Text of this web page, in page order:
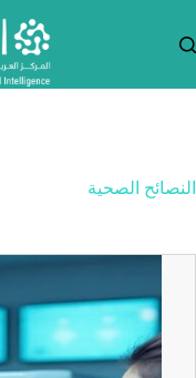
المحتوى
النصائح الصحية